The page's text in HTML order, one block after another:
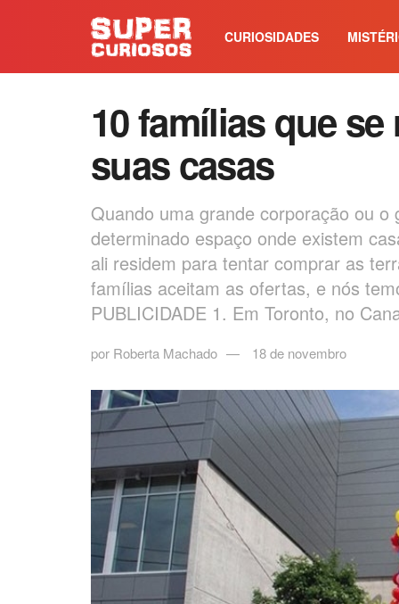
CURIOSIDADES
10 famílias que
suas casas
Quando uma grande corporação ou
determinado espaço onde existem
ali residem para tentar comprar as
famílias aceitam as ofertas, e nós
PUBLICIDADE 1. Em Toronto, no
por Roberta Machado 18 de novembro